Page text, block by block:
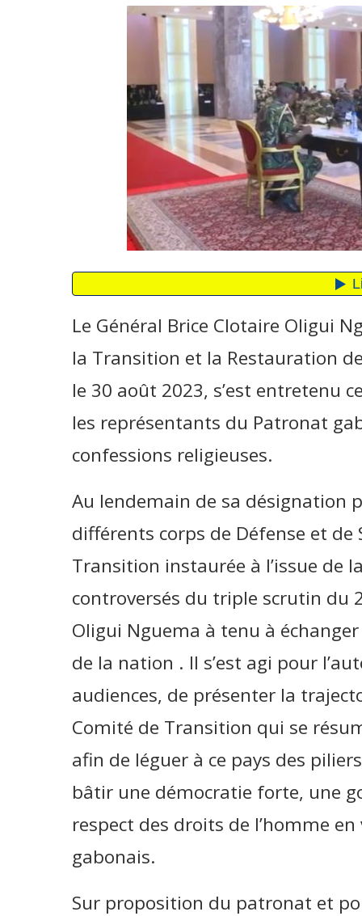
Le Général Brice Clotaire Oligui
la Transition et la Restauration
le 30 août 2023, s’est entretenu
les représentants du Patronat
confessions religieuses.
Au lendemain de sa désignation
différents corps de Défense et
Transition instaurée à l’issue de
controversés du triple scrutin du
Oligui Nguema à tenu à échanger
de la nation . Il s’est agi pour
audiences, de présenter la
Comité de Transition qui se
afin de léguer à ce pays des
bâtir une démocratie forte, une
respect des droits de l’homme
gabonais.
Sur proposition du patronat et